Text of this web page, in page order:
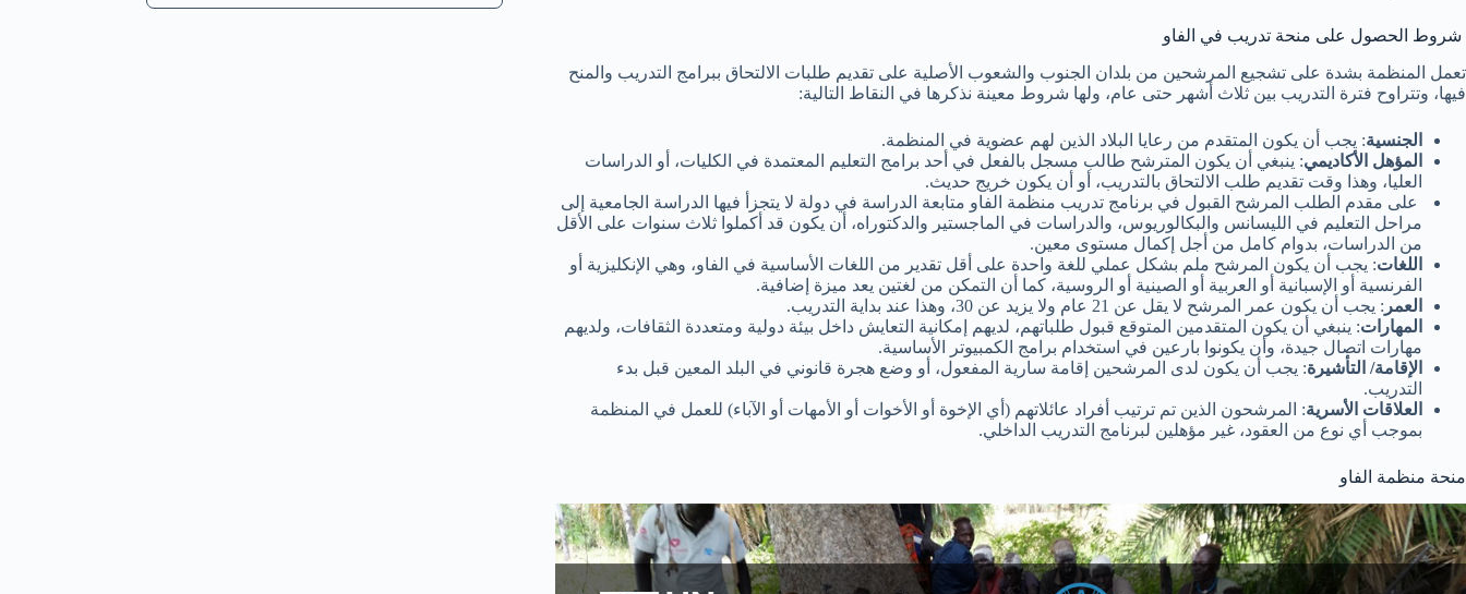
شروط الحصول على منحة تدريب في الفاو
تعمل المنظمة بشدة على تشجيع المرشحين من بلدان الجنوب والشعوب الأصلية على تقديم طلبات الالتحاق ببرامج التدريب والمنح
فيها، وتتراوح فترة التدريب بين ثلاث أشهر حتى عام، ولها شروط معينة نذكرها في النقاط التالية:
الجنسية: يجب أن يكون المتقدم من رعايا البلاد الذين لهم عضوية في المنظمة.
المؤهل الأكاديمي: ينبغي أن يكون المترشح طالب مسجل بالفعل في أحد برامج التعليم المعتمدة في الكليات، أو الدراسات
العليا، وهذا وقت تقديم طلب الالتحاق بالتدريب، أو أن يكون خريج حديث.
على مقدم الطلب المرشح القبول في برنامج تدريب منظمة الفاو متابعة الدراسة في دولة لا يتجزأ فيها الدراسة الجامعية إلى
مراحل التعليم في الليسانس والبكالوريوس، والدراسات في الماجستير والدكتوراه، أن يكون قد أكملوا ثلاث سنوات على الأقل
من الدراسات، بدوام كامل من أجل إكمال مستوى معين.
اللغات: يجب أن يكون المرشح ملم بشكل عملي للغة واحدة على أقل تقدير من اللغات الأساسية في الفاو، وهي الإنكليزية أو
الفرنسية أو الإسبانية أو العربية أو الصينية أو الروسية، كما أن التمكن من لغتين يعد ميزة إضافية.
العمر : يجب أن يكون عمر المرشح لا يقل عن 21 عام ولا يزيد عن 30، وهذا عند بداية التدريب.
المهارات: ينبغي أن يكون المتقدمين المتوقع قبول طلباتهم، لديهم إمكانية التعايش داخل بيئة دولية ومتعددة الثقافات، ولديهم
مهارات اتصال جيدة، وأن يكونوا بارعين في استخدام برامج الكمبيوتر الأساسية.
الإقامة/ التأشيرة: يجب أن يكون لدى المرشحين إقامة سارية المفعول، أو وضع هجرة قانوني في البلد المعين قبل بدء
التدريب.
العلاقات الأسرية: المرشحون الذين تم ترتيب أفراد عائلاتهم (أي الإخوة أو الأخوات أو الأمهات أو الآباء) للعمل في المنظمة
بموجب أي نوع من العقود، غير مؤهلين لبرنامج التدريب الداخلي.
منحة منظمة الفاو